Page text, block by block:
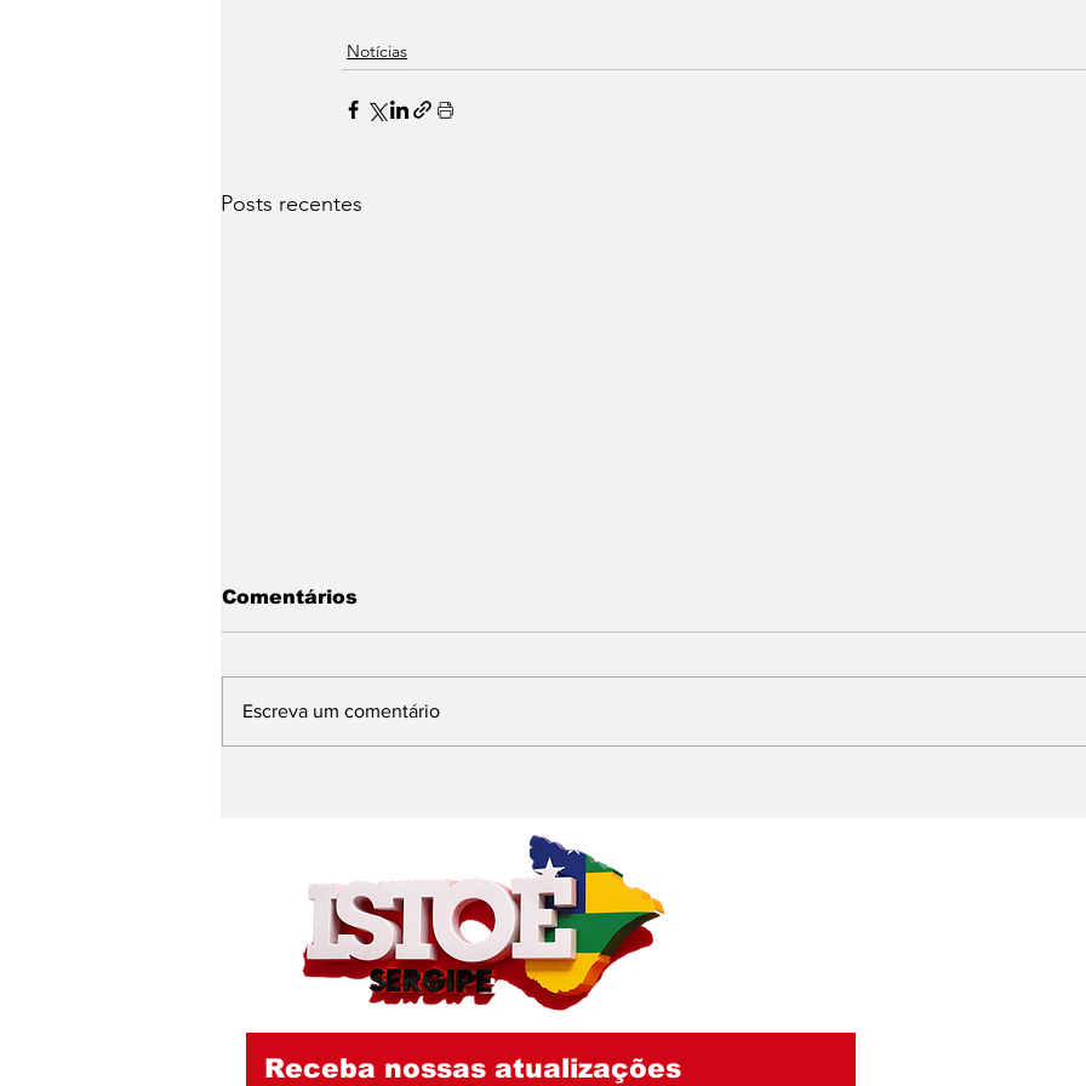
Notícias
Posts recentes
investigada pelo MPCE,
e seguem sem explicar
contrato de R$ 290
milhões no Nestor Piva
290 milhões envolve
entidade acusada de
fraude em licitações
Comentários
Escreva um comentário
Receba nossas atualizações